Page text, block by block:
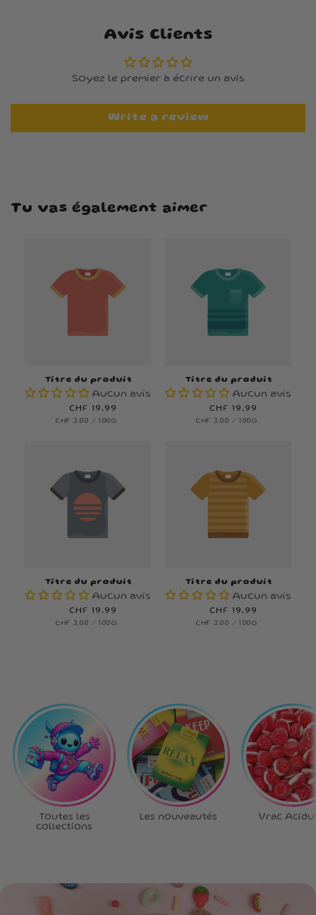
Avis Clients
Soyez le premier à écrire un avis
Write a review
Tu vas également aimer
Titre du produit
Aucun avis
Prix
habituel
CHF 19.99
PRIX
CHF 3.00 / PAR
100G
Titre du produit
Aucun avis
Prix
habituel
CHF 19.99
PRIX
CHF 3.00 / PAR
100G
Titre du produit
Aucun avis
Prix
habituel
CHF 19.99
PRIX
CHF 3.00 / PAR
100G
Titre du produit
Aucun avis
Prix
habituel
CHF 19.99
PRIX
CHF 3.00 / PAR
100G
Toutes les
collections
Les nouveautés Vrac
Plein de goûts,
zéro routine !
couleurs, un max